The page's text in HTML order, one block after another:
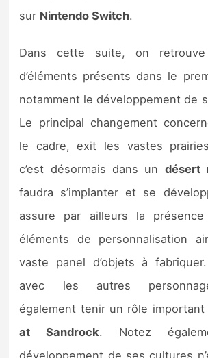
sur Nintendo Switch.
Dans cette suite, on
d’éléments présents dans le
notamment le développement de
Le principal changement
le cadre, exit les vastes
c’est désormais dans un désert
faudra s’implanter et se
assure par ailleurs la
éléments de personnalisation
vaste panel d’objets à
avec les autres
également tenir un rôle important
at Sandrock. Notez
développement de ses cultures